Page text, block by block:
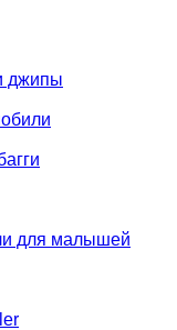
джипы
для малышей